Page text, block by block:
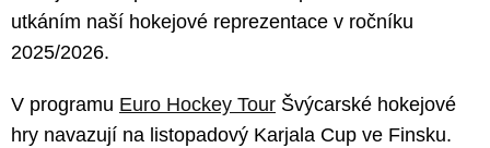
utkáním naší hokejové reprezentace v ročníku
2025/2026.
V programu Euro Hockey Tour Švýcarské hokejové
hry navazují na listopadový Karjala Cup ve Finsku.